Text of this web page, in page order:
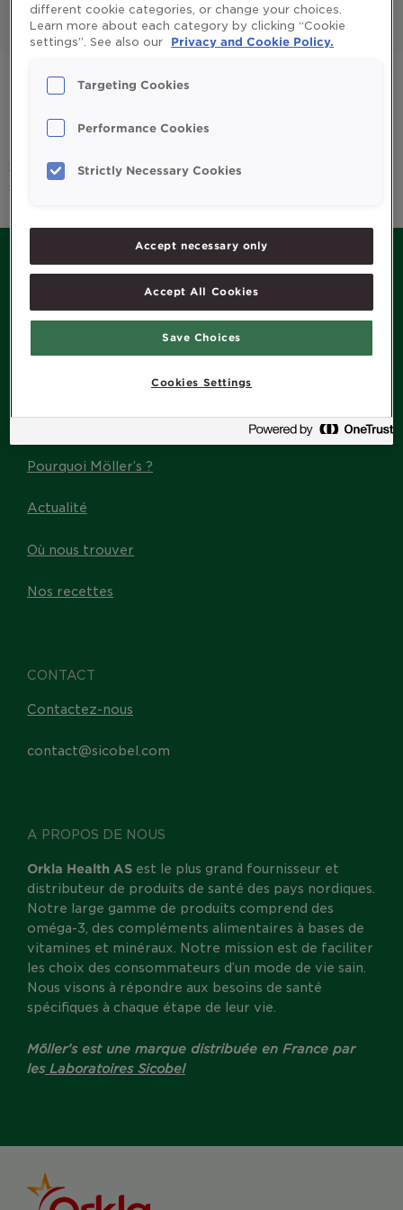
All Enfants et parents
Huile de foie de morue
Système immunitaire
Sorry, we couldn't find any posts. Please try a different
search.
A PROPOS DE NOUS
Orkla Health AS est le plus grand fournisseur et
distributeur de produits de santé des pays nordiques.
Notre large gamme de produits comprend des
oméga-3, des compléments alimentaires à bases de
vitamines et minéraux. Notre mission est de faciliter
les choix des consommateurs d’un mode de vie sain.
Nous visons à répondre aux besoins de santé
spécifiques à chaque étape de leur vie.
Möller’s est une marque distribuée en France par
lesLaboratoires Sicobel
MENU
Pourquoi Möller’s ?
Actualité
Où nous trouver
Nos recettes
CONTACT
Contactez-nous
contact@sicobel.com
different cookie categories, or change your choices.
Learn more about each category by clicking “Cookie
settings”. See also our
Privacy and Cookie Policy.
Targeting Cookies
Performance Cookies
Strictly Necessary Cookies
Accept necessary only
Accept All Cookies
Save Choices
Cookies Settings